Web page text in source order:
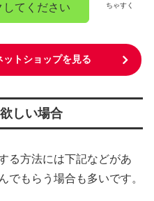
ちゃすく
てください
トショップを見る
しい場合
る方法には下記などがあ
でもらう場合も多いです。